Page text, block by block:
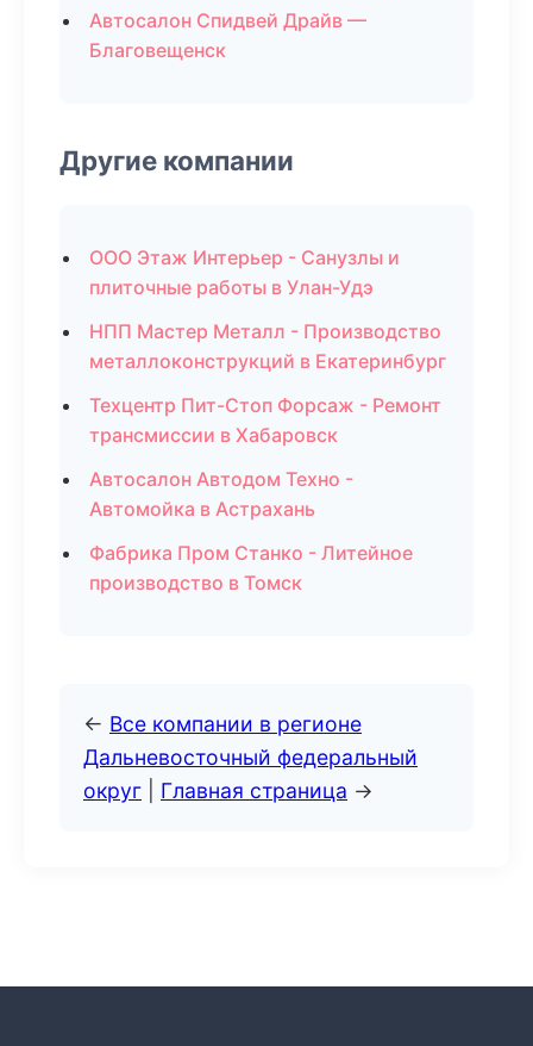
Автосалон Спидвей Драйв —
Благовещенск
Другие компании
ООО Этаж Интерьер - Санузлы и
плиточные работы в Улан-Удэ
НПП Мастер Металл - Производство
металлоконструкций в Екатеринбург
Техцентр Пит-Стоп Форсаж - Ремонт
трансмиссии в Хабаровск
Автосалон Автодом Техно -
Автомойка в Астрахань
Фабрика Пром Станко - Литейное
производство в Томск
← Все компании в регионе
Дальневосточный федеральный
округ
Главная страница →